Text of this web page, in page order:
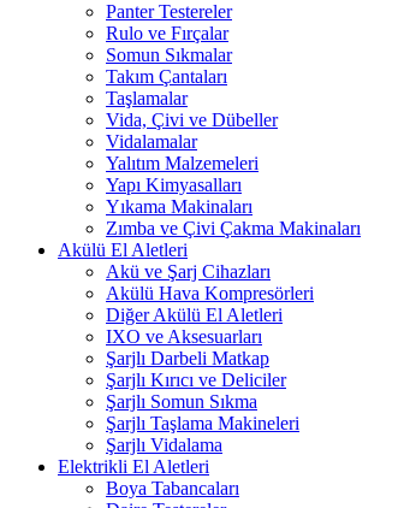
Panter Testereler
Rulo ve Fırçalar
Somun Sıkmalar
Takım Çantaları
Taşlamalar
Vida, Çivi ve Dübeller
Vidalamalar
Yalıtım Malzemeleri
Yapı Kimyasalları
Yıkama Makinaları
Zımba ve Çivi Çakma Makinaları
Akülü El Aletleri
Akü ve Şarj Cihazları
Akülü Hava Kompresörleri
Diğer Akülü El Aletleri
IXO ve Aksesuarları
Şarjlı Darbeli Matkap
Şarjlı Kırıcı ve Deliciler
Şarjlı Somun Sıkma
Şarjlı Taşlama Makineleri
Şarjlı Vidalama
Elektrikli El Aletleri
Boya Tabancaları